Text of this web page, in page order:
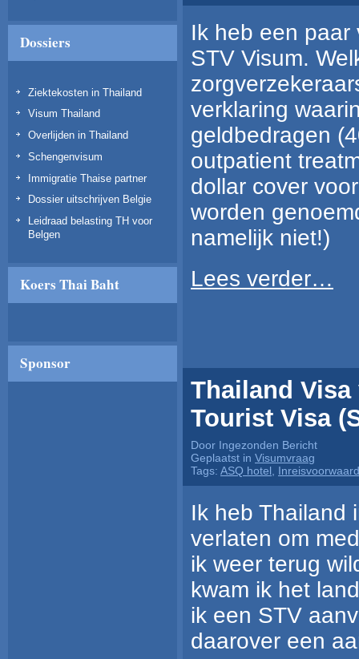
Dossiers
Ziektekosten in Thailand
Visum Thailand
Overlijden in Thailand
Schengenvisum
Immigratie Thaise partner
Dossier uitschrijven Belgie
Leidraad belasting TH voor
Belgen
Koers Thai Baht
Sponsor
Ik heb een
STV Visum.
verklaring
geldbedragen
outpatient
dollar cover
worden
namelijk niet!)
Lees verder…
Thailand Visa
Tourist Visa
Door Ingezonden Bericht
Geplaatst in Visumvraag
Tags: ASQ hotel
Ik heb Thailand
verlaten om
ik weer terug
kwam ik het
ik een STV
daarover een